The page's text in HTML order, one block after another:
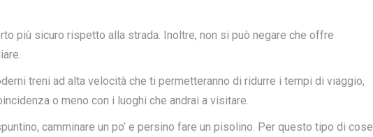
più sicuro rispetto alla strada. Inoltre, non si può negare che offre
treni ad alta velocità che ti permetteranno di ridurre i tempi di viaggio,
o meno con i luoghi che andrai a visitare.
camminare un po’ e persino fare un pisolino. Per questo tipo di cose